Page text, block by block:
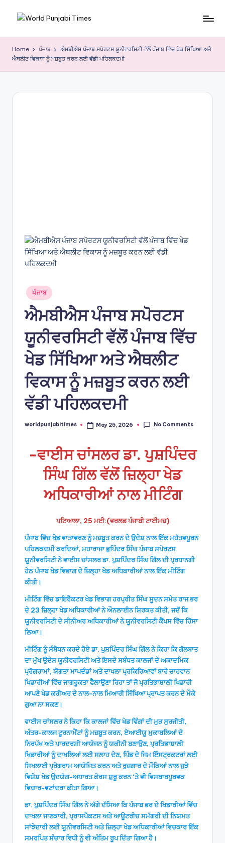
o
rl
Home ਪੰਜਾਬ
ਐਮਬੀਐਸ ਪੰਜਾਬ ਸਪੋਰਟਸ ਯੂਨੀਵਰਸਿਟੀ ਵੱਲੋਂ ਪੰਜਾਬ ਵਿੱਚ ਖੇਡ ਸਿੱਖਿਆ ਅਤੇ
ਐਥਲੀਟ ਵਿਕਾਸ ਨੂੰ ਮਜ਼ਬੂਤ ਕਰਨ ਲਈ ਵੱਡੀ ਪਹਿਲਕਦਮੀ
Posted
in
ਪੰਜਾਬ
ਐਮਬੀਐਸ ਪੰਜਾਬ ਸਪੋਰਟਸ
ਯੂਨੀਵਰਸਿਟੀ ਵੱਲੋਂ ਪੰਜਾਬ ਵਿੱਚ
ਖੇਡ ਸਿੱਖਿਆ ਅਤੇ ਐਥਲੀਟ
ਵਿਕਾਸ ਨੂੰ ਮਜ਼ਬੂਤ ਕਰਨ ਲਈ
ਵੱਡੀ ਪਹਿਲਕਦਮੀ
Posted
worldpunjabitimes May 25, 2026 No Comments
-ਵਾਈਸ ਚਾਂਸਲਰ ਡਾ. ਪੁਸ਼ਪਿੰਦਰ
ਸਿੰਘ ਗਿੱਲ ਵੱਲੋਂ ਜ਼ਿਲ੍ਹਾ ਖੇਡ
ਅਧਿਕਾਰੀਆਂ ਨਾਲ ਮੀਟਿੰਗ
ਪਟਿਆਲਾ, 25 ਮਈ:(ਵਰਲਡ ਪੰਜਾਬੀ ਟਾਈਮਜ਼)
ਪੰਜਾਬ ਵਿੱਚ ਖੇਡ ਵਾਤਾਵਰਣ ਨੂੰ ਮਜ਼ਬੂਤ ਕਰਨ ਦੇ ਉਦੇਸ਼ ਨਾਲ ਇੱਕ ਮਹੱਤਵਪੂਰਨ
ਪਹਿਲਕਦਮੀ ਕਰਦਿਆਂ, ਮਹਾਰਾਜਾ ਭੁਪਿੰਦਰ ਸਿੰਘ ਪੰਜਾਬ ਸਪੋਰਟਸ
ਯੂਨੀਵਰਸਿਟੀ ਨੇ ਵਾਈਸ ਚਾਂਸਲਰ ਡਾ. ਪੁਸ਼ਪਿੰਦਰ ਸਿੰਘ ਗਿੱਲ ਦੀ ਪ੍ਰਧਾਨਗੀ
ਹੇਠ ਪੰਜਾਬ ਖੇਡ ਵਿਭਾਗ ਦੇ ਜ਼ਿਲ੍ਹਾ ਖੇਡ ਅਧਿਕਾਰੀਆਂ ਨਾਲ ਇੱਕ ਮੀਟਿੰਗ
ਕੀਤੀ।
ਮੀਟਿੰਗ ਵਿੱਚ ਡਾਇਰੈਕਟਰ ਖੇਡ ਵਿਭਾਗ ਹਰਪ੍ਰੀਤ ਸਿੰਘ ਸੂਦਨ ਸਮੇਤ ਰਾਜ ਭਰ
ਦੇ 23 ਜ਼ਿਲ੍ਹਾ ਖੇਡ ਅਧਿਕਾਰੀਆਂ ਨੇ ਔਨਲਾਈਨ ਸ਼ਿਰਕਤ ਕੀਤੀ, ਜਦੋਂ ਕਿ
ਯੂਨੀਵਰਸਿਟੀ ਦੇ ਸੀਨੀਅਰ ਅਧਿਕਾਰੀਆਂ ਨੇ ਯੂਨੀਵਰਸਿਟੀ ਕੈਂਪਸ ਵਿੱਚ ਹਿੱਸਾ
ਲਿਆ।
ਮੀਟਿੰਗ ਨੂੰ ਸੰਬੋਧਨ ਕਰਦੇ ਹੋਏ ਡਾ. ਪੁਸ਼ਪਿੰਦਰ ਸਿੰਘ ਗਿੱਲ ਨੇ ਕਿਹਾ ਕਿ ਗੱਲਬਾਤ
ਦਾ ਮੁੱਖ ਉਦੇਸ਼ ਯੂਨੀਵਰਸਿਟੀ ਅਤੇ ਇਸਦੇ ਸਬੰਧਤ ਕਾਲਜਾਂ ਦੇ ਅਕਾਦਮਿਕ
ਪ੍ਰੋਗਰਾਮਾਂ, ਯੋਗਤਾ ਮਾਪਦੰਡਾਂ ਅਤੇ ਦਾਖਲਾ ਪ੍ਰਕਿਰਿਆਵਾਂ ਬਾਰੇ ਚਾਹਵਾਨ
ਖਿਡਾਰੀਆਂ ਵਿੱਚ ਜਾਗਰੂਕਤਾ ਫੈਲਾਉਣਾ ਰਿਹਾ ਤਾਂ ਜੋ ਪ੍ਰਤਿਭਾਸ਼ਾਲੀ ਖਿਡਾਰੀ
ਆਪਣੇ ਖੇਡ ਕਰੀਅਰ ਦੇ ਨਾਲ-ਨਾਲ ਮਿਆਰੀ ਸਿੱਖਿਆ ਪ੍ਰਾਪਤ ਕਰਨ ਦੇ ਮੌਕੇ
ਗੁਆ ਨਾ ਸਕਣ।
ਵਾਈਸ ਚਾਂਸਲਰ ਨੇ ਕਿਹਾ ਕਿ ਕਾਲਜਾਂ ਵਿੱਚ ਖੇਡ ਵਿੰਗਾਂ ਦੀ ਮੁੜ ਸੁਰਜੀਤੀ,
ਅੰਤਰ-ਕਾਲਜ ਟੂਰਨਾਮੈਂਟਾਂ ਨੂੰ ਮਜ਼ਬੂਤ ਕਰਨ, ਏਆਈਯੂ ਮੁਕਾਬਲਿਆਂ ਦੇ
ਨਿਰਪੱਖ ਅਤੇ ਪਾਰਦਰਸ਼ੀ ਆਯੋਜਨ ਨੂੰ ਯਕੀਨੀ ਬਣਾਉਣ, ਪ੍ਰਤਿਭਾਸ਼ਾਲੀ
ਖਿਡਾਰੀਆਂ ਨੂੰ ਦਾਖਲਿਆਂ ਲਈ ਸਲਾਹ ਦੇਣ, ਪਿੰਡ ਦੇ ਜਿਮ ਇੰਸਟ੍ਰਕਟਰਾਂ ਲਈ
ਸਿਖਲਾਈ ਪ੍ਰੋਗਰਾਮ ਆਯੋਜਿਤ ਕਰਨ ਅਤੇ ਰੁਜ਼ਗਾਰ ਦੇ ਮੌਕਿਆਂ ਨਾਲ ਜੁੜੇ
ਵਿਸ਼ੇਸ਼ ਖੇਡ ਉਦਯੋਗ-ਅਧਾਰਤ ਕੋਰਸ ਸ਼ੁਰੂ ਕਰਨ ‘ਤੇ ਵੀ ਵਿਸਥਾਰਪੂਰਵਕ
ਵਿਚਾਰ-ਵਟਾਂਦਰਾ ਕੀਤਾ ਗਿਆ।
ਡਾ. ਪੁਸ਼ਪਿੰਦਰ ਸਿੰਘ ਗਿੱਲ ਨੇ ਅੱਗੇ ਦੱਸਿਆ ਕਿ ਪੰਜਾਬ ਭਰ ਦੇ ਖਿਡਾਰੀਆਂ ਵਿੱਚ
ਦਾਖਲਾ ਜਾਣਕਾਰੀ, ਪ੍ਰਾਸਪੈਕਟਸ ਅਤੇ ਆਊਟਰੀਚ ਸਮੱਗਰੀ ਦੀ ਨਿਯਮਤ
ਸਾਂਝੇਦਾਰੀ ਲਈ ਯੂਨੀਵਰਸਿਟੀ ਅਤੇ ਜ਼ਿਲ੍ਹਾ ਖੇਡ ਅਧਿਕਾਰੀਆਂ ਵਿਚਕਾਰ ਇੱਕ
ਸਮਰਪਿਤ ਸੰਚਾਰ ਵਿਧੀ ਨੂੰ ਵੀ ਅੰਤਿਮ ਰੂਪ ਦਿੱਤਾ ਗਿਆ ਹੈ।